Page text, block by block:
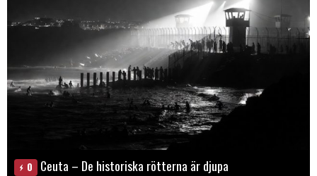
0 Ceuta – De historiska rötterna är djupa